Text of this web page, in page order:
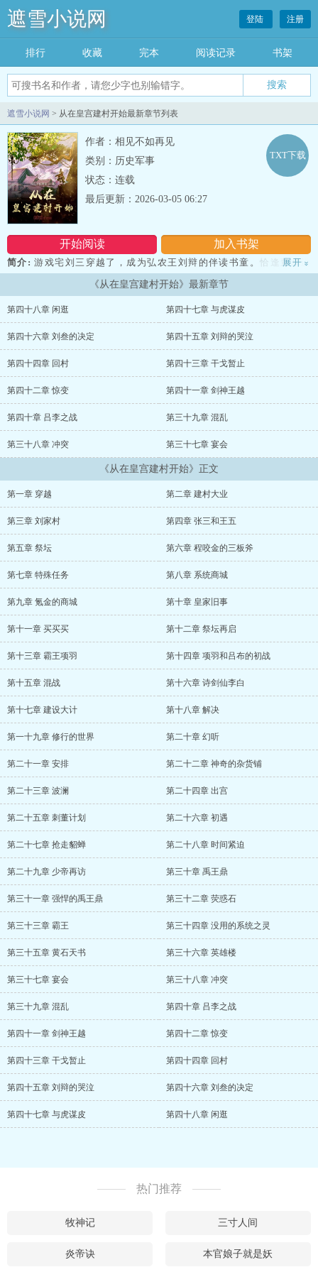
遮雪小说网 登陆 注册
排行 收藏 完本 阅读记录 书架
遮雪小说网 > 从在皇宫建村开始最新章节列表
作者：相见不如再见
类别：历史军事
状态：连载
开始阅读 加入书架
TXT下载
最后更新：2026-03-05 06:27
简介: 游戏宅刘三穿越了，成为弘农王刘辩的伴读书童。恰逢董卓进
京，刘三有些懵逼，怎么办？ 是偷偷逃出宫墙，去碰个机会能不能
活下去？还是坐以待毙，等待死亡的降临？ 亦或是..........
展开 »
《从在皇宫建村开始》最新章节
第四十八章 闲逛 第四十七章 与虎谋皮
第四十六章 刘叁的决定 第四十五章 刘辩的哭泣
第四十四章 回村 第四十三章 干戈暂止
第四十二章 惊变 第四十一章 剑神王越
第四十章 吕李之战 第三十九章 混乱
第三十八章 冲突 第三十七章 宴会
《从在皇宫建村开始》正文
第一章 穿越 第二章 建村大业
第三章 刘家村 第四章 张三和王五
第五章 祭坛 第六章 程咬金的三板斧
第七章 特殊任务 第八章 系统商城
第九章 氪金的商城 第十章 皇家旧事
第十一章 买买买 第十二章 祭坛再启
第十三章 霸王项羽 第十四章 项羽和吕布的初战
第十五章 混战 第十六章 诗剑仙李白
第十七章 建设大计 第十八章 解决
第一十九章 修行的世界 第二十章 幻听
第二十一章 安排 第二十二章 神奇的杂货铺
第二十三章 波澜 第二十四章 出宫
第二十五章 刺董计划 第二十六章 初遇
第二十七章 抢走貂蝉 第二十八章 时间紧迫
第二十九章 少帝再访 第三十章 禹王鼎
第三十一章 强悍的禹王鼎 第三十二章 荧惑石
第三十三章 霸王 第三十四章 没用的系统之灵
第三十五章 黄石天书 第三十六章 英雄楼
第三十七章 宴会 第三十八章 冲突
第三十九章 混乱 第四十章 吕李之战
第四十一章 剑神王越 第四十二章 惊变
第四十三章 干戈暂止 第四十四章 回村
第四十五章 刘辩的哭泣 第四十六章 刘叁的决定
第四十七章 与虎谋皮 第四十八章 闲逛
热门推荐
牧神记 三寸人间
炎帝诀 本官娘子就是妖